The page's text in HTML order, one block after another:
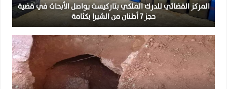
المركز القضائي للدرك الملكي بتاركيست يواصل الأبحاث في قضية
حجز 7 أطنان من الشيرا بكثامة